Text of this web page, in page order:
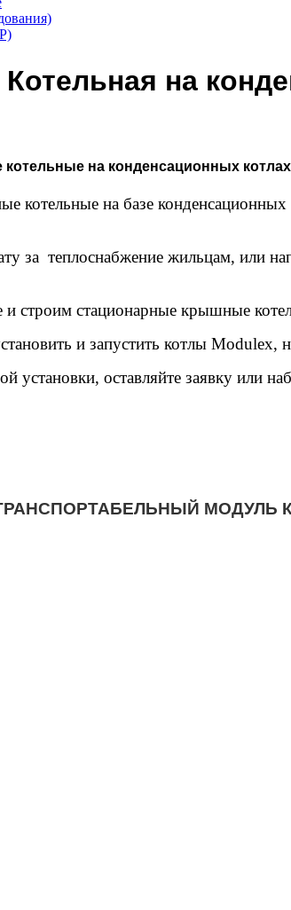
Котельная на
на конденсационных
на базе
за теплоснабжение жильцам, или
стационарные крышные
и запустить котлы Modulex,
оставляйте заявку или
МОДУЛЬ